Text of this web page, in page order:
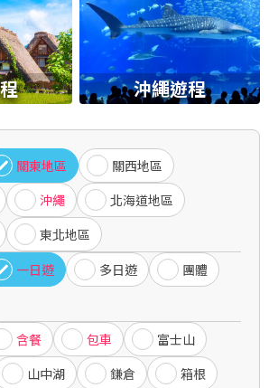
沖繩遊程
關東地區
關西地區
沖繩
北海道地區
東北地區
一日遊 多日遊
團體
含餐 包車
富士山
山中湖 鎌倉
箱根